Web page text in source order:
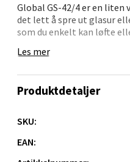
Global GS-42/4 er en
det lett å spre ut glasur
som du enkelt kan løfte
kontroll over arbeidet og
Paletten fungerer også
glasur. Et hendig verktøy
Les mer
Produktdetaljer
SKU:
EAN:
Ålesund - Thon
Langelandsvegen 25,
Åpent i dag 10-20